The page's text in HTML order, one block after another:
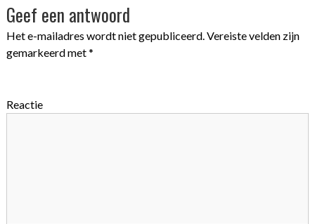
Geef een antwoord
Het e-mailadres wordt niet gepubliceerd. Vereiste velden zijn
gemarkeerd met*
Reactie